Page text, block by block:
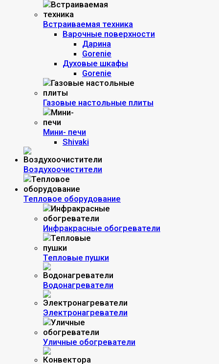
Встраиваемая техника
Варочные поверхности
Дарина
Gorenie
Духовые шкафы
Gorenie
Газовые настольные плиты
Мини- печи
Shivaki
Воздухоочистители
Тепловое оборудование
Инфракрасные обогреватели
Тепловые пушки
Водонагреватели
Электронагреватели
Уличные обогреватели